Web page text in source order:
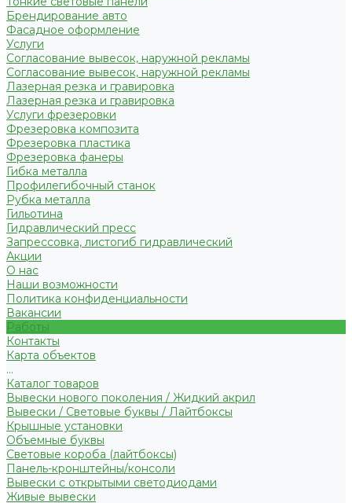
Брендирование авто
Фасадное оформление
Услуги
Согласование вывесок, наружной рекламы
Согласование вывесок, наружной рекламы
Лазерная резка и гравировка
Лазерная резка и гравировка
Услуги фрезеровки
Фрезеровка композита
Фрезеровка пластика
Фрезеровка фанеры
Гибка металла
Профилегибочный станок
Рубка металла
Гильотина
Гидравлический пресс
Запрессовка, листогиб гидравлический
Акции
О нас
Наши возможности
Политика конфиденциальности
Вакансии
Работы
Контакты
Карта объектов
...
Каталог товаров
Вывески нового поколения / Жидкий акрил
Вывески / Световые буквы / Лайтбоксы
Крышные установки
Объемные буквы
Световые короба (лайтбоксы)
Панель-кронштейны/консоли
Вывески с открытыми светодиодами
Живые вывески